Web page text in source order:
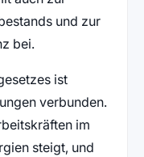
und zur
bei.
ist
verbunden.
im
steigt, und